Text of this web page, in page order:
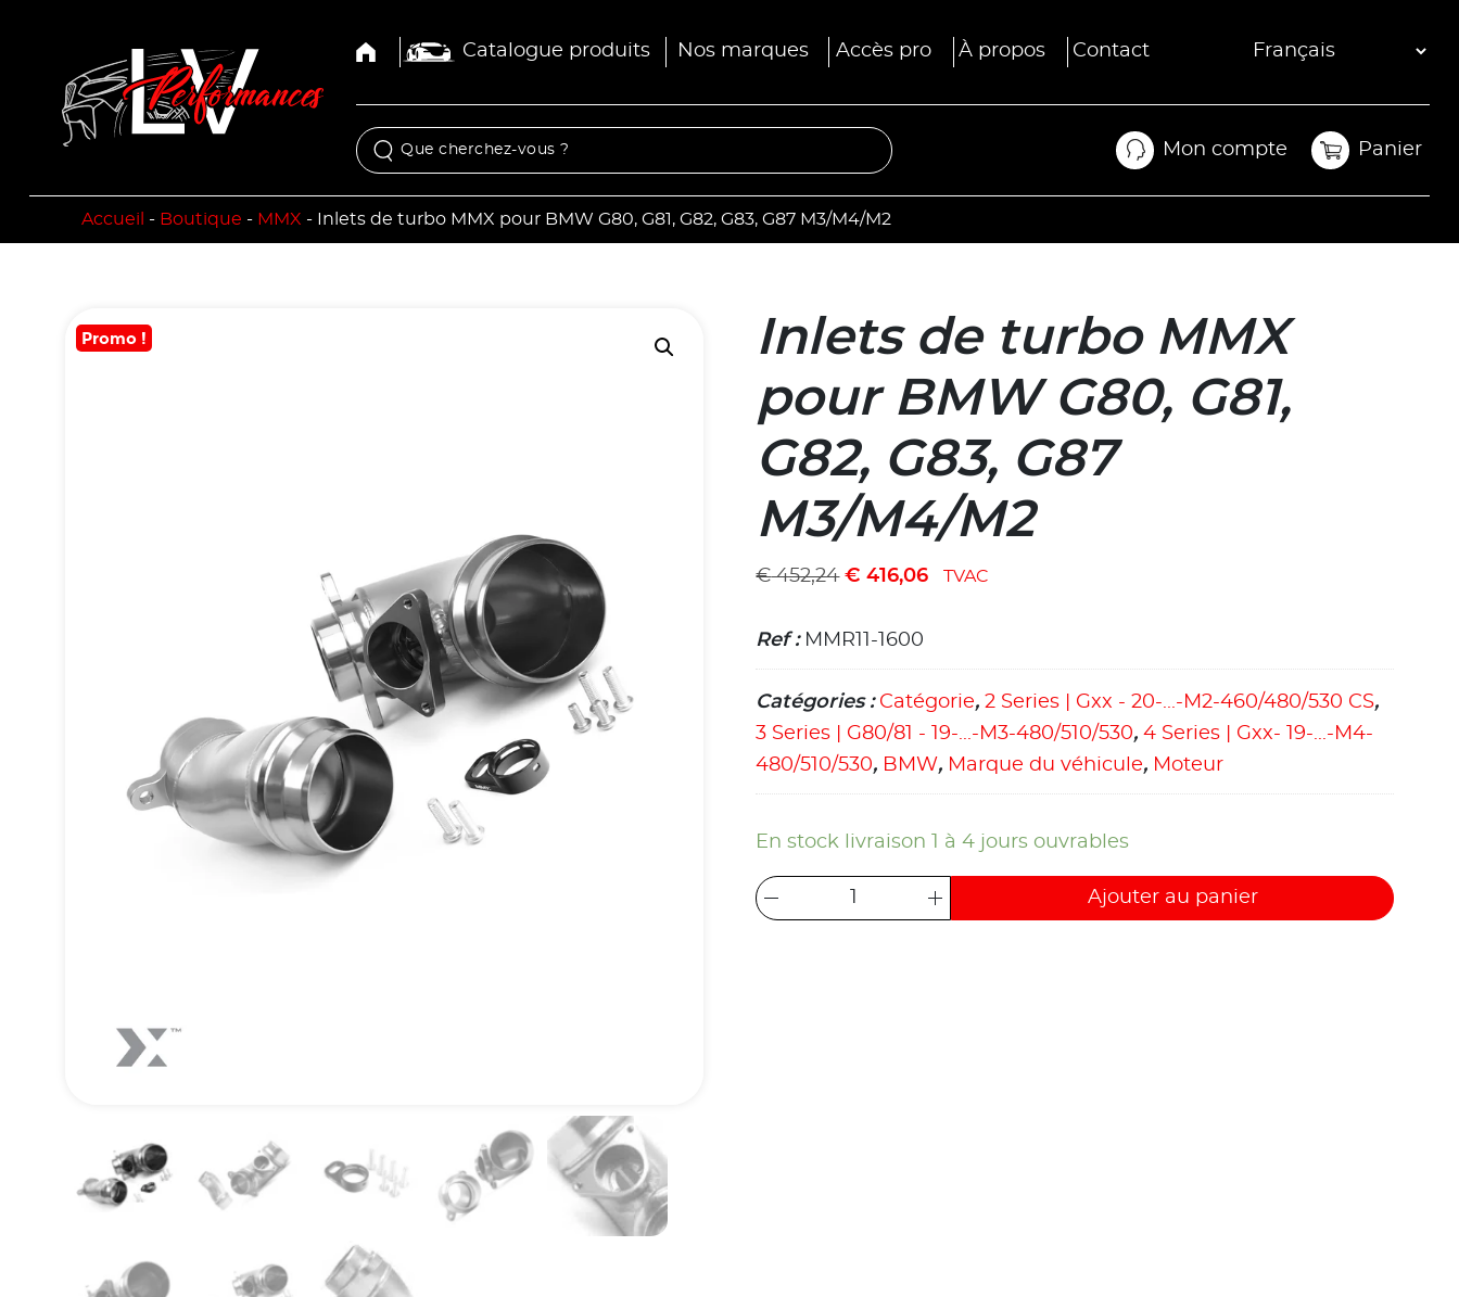
Catalogue produits Nos marques Accès pro À propos Contact
Mon compte
Mon compte
Panier
Panier
Accueil - Boutique - MMX - Inlets de turbo MMX pour BMW G80, G81, G82, G83, G87 M3/M4/M2
Promo !
Inlets de turbo MMX
pour BMW G80, G81,
G82, G83, G87
M3/M4/M2
€452,24 € 416,06 TVAC
Ref : MMR11-1600
Catégories : Catégorie,2 Series | Gxx - 20-...-M2-460/480/530 CS,
3 Series | G80/81 - 19-...-M3-480/510/530,4 Series | Gxx- 19-...-M4-
480/510/530, BMW, Marque du véhicule, Moteur
En stock livraison 1 à 4 jours ouvrables
Ajouter au panier